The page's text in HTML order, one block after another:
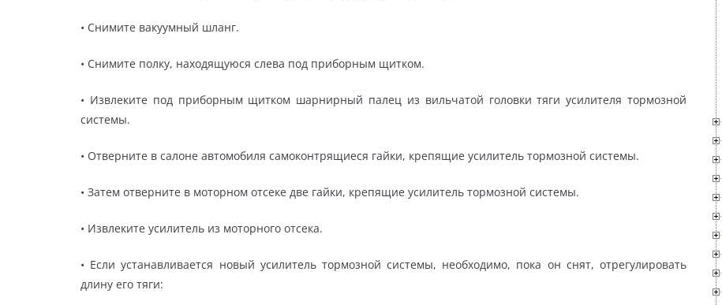
• Снимите вакуумный шланг.
• Снимите полку, находящуюся слева под приборным щитком.
• Извлеките под приборным щитком шарнирный палец из вильчатой головки тяги усилителя тормозной
системы.
• Отверните в салоне автомобиля самоконтрящиеся гайки, крепящие усилитель тормозной системы.
• Затем отверните в моторном отсеке две гайки, крепящие усилитель тормозной системы.
• Извлеките усилитель из моторного отсека.
• Если устанавливается новый усилитель тормозной системы, необходимо, пока он снят, отрегулировать
длину его тяги: